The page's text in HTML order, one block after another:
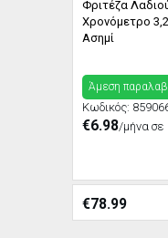
Φριτέζα
Χρονόμετρο
Ασημί
Άμεση
Κωδικός:
€6.98/μήνα σε
€78.99